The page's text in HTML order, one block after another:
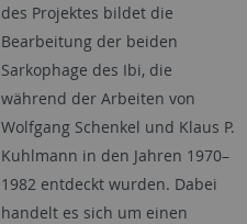
des Projektes bildet die
Bearbeitung der beiden
Sarkophage des Ibi, die
während der Arbeiten von
Wolfgang Schenkel und Klaus P.
Kuhlmann in den Jahren 1970–
1982 entdeckt wurden. Dabei
handelt es sich um einen